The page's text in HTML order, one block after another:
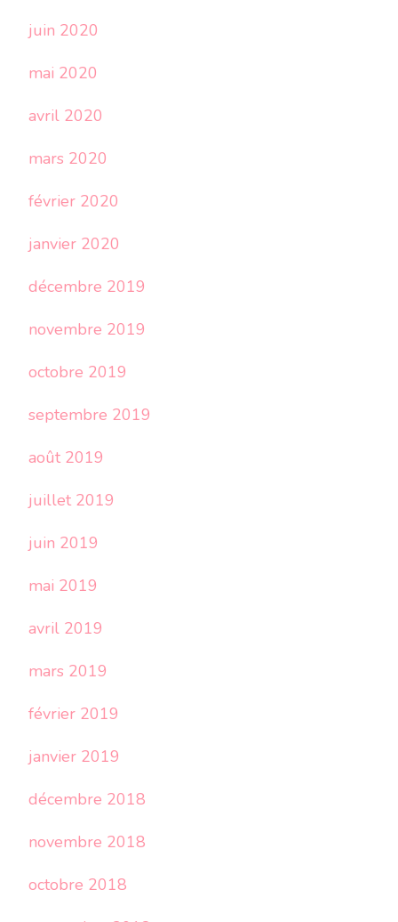
juin 2020
mai 2020
avril 2020
mars 2020
février 2020
janvier 2020
décembre 2019
novembre 2019
octobre 2019
septembre 2019
août 2019
juillet 2019
juin 2019
mai 2019
avril 2019
mars 2019
février 2019
janvier 2019
décembre 2018
novembre 2018
octobre 2018